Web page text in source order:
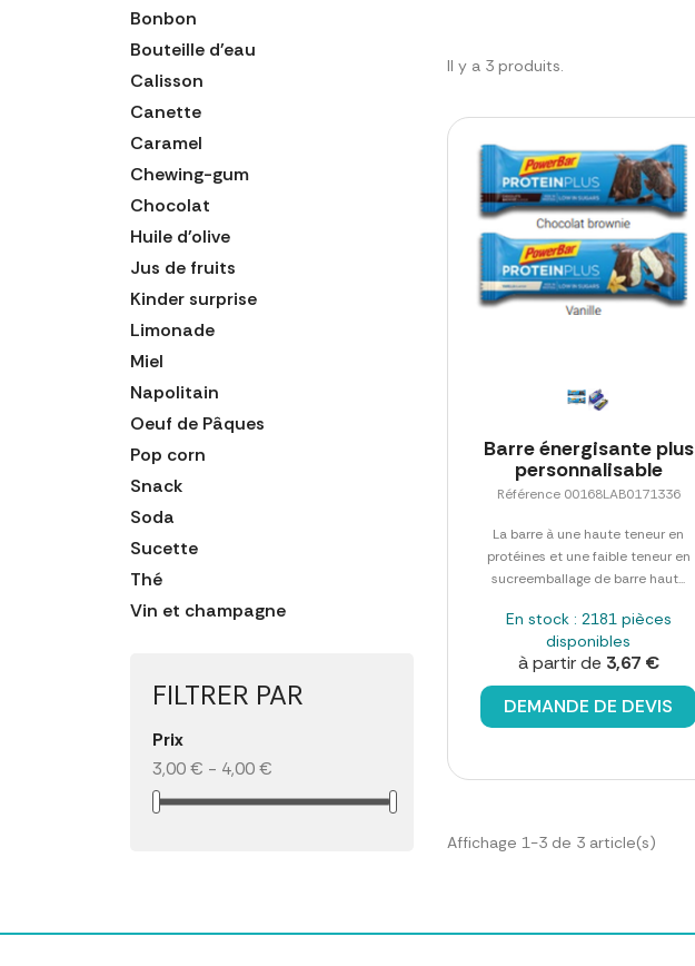
Bonbon
Bouteille d'eau
Calisson
Canette
Caramel
Chewing-gum
Chocolat
Huile d'olive
Jus de fruits
Kinder surprise
Limonade
Miel
Napolitain
Oeuf de Pâques
Pop corn
Snack
Soda
Sucette
Thé
Vin et champagne
FILTRER PAR
Prix
3,00 € - 4,00 €
Il y a 3 produits.
Barre énergisante plus
personnalisable
Référence 00168LAB0171336
La barre à une haute teneur en
protéines et une faible teneur en
sucreemballage de barre haut...
En stock : 2181 pièces
disponibles
à partir de 3,67 €
DEMANDE DE DEVIS
Affichage 1-3 de 3 article(s)